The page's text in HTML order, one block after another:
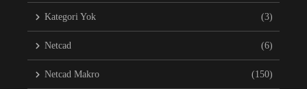
Kategori Yok (3)
Netcad (6)
Netcad Makro (150)